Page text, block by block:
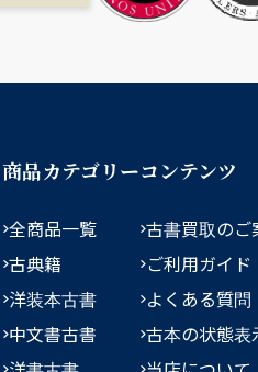
商品カテゴリー
全商品一覧
古典籍
洋装本古書
中文書古書
コンテンツ
古書買取のご
ご利用ガイド
よくある質問
古本の状態表